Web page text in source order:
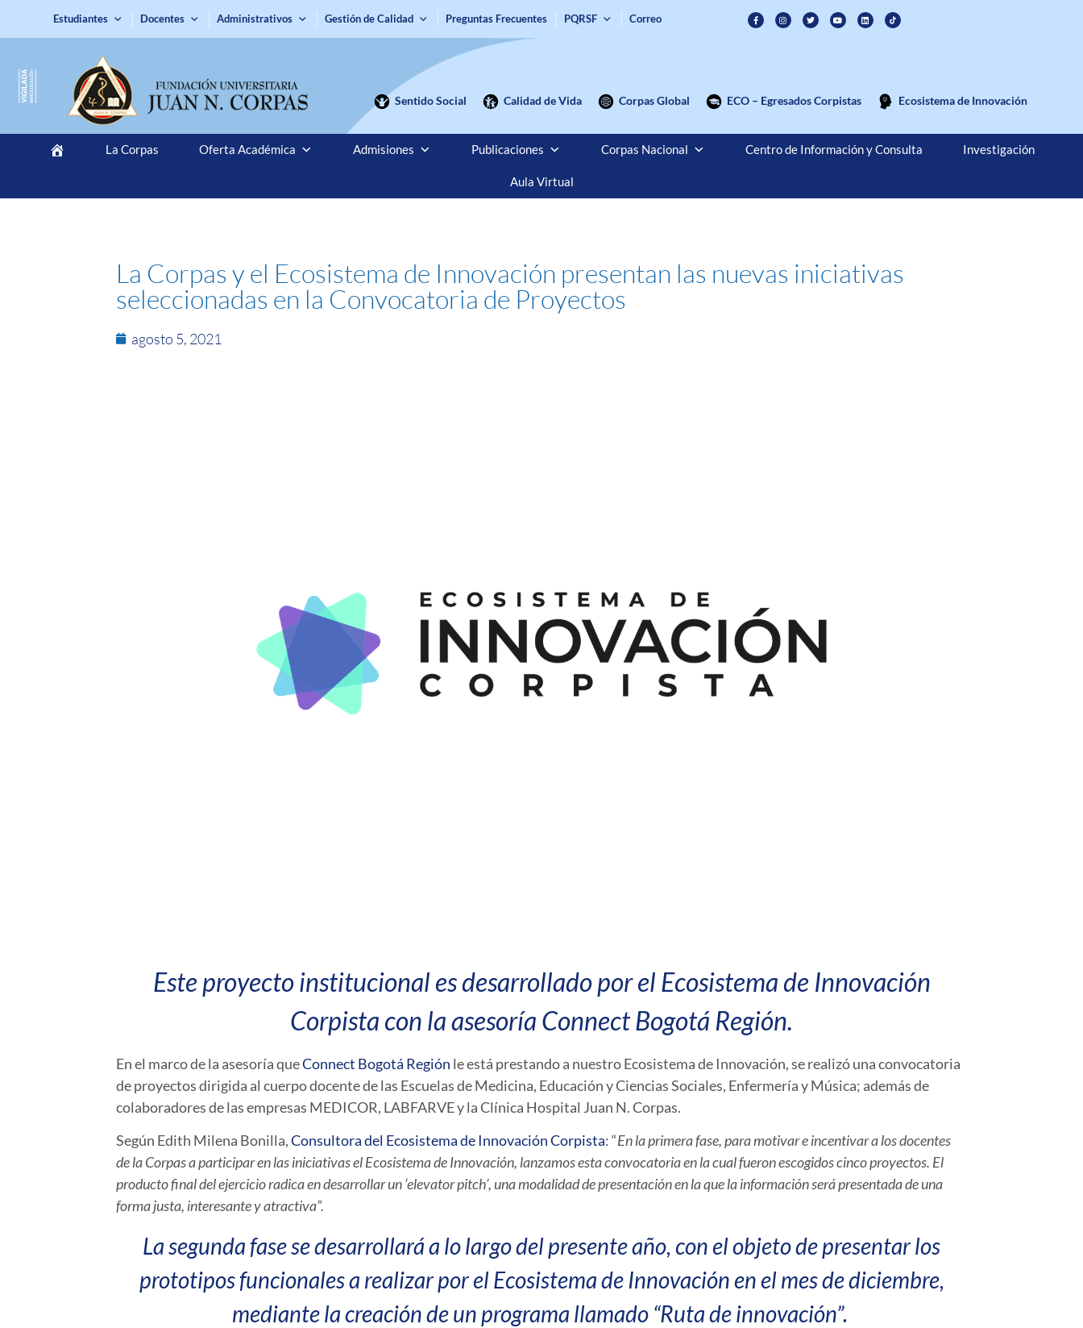
Estudiantes Docentes Administrativos Gestión de Calidad Preguntas Frecuentes PQRSF Correo
Sentido Social Calidad de Vida Corpas Global ECO – Egresados Corpistas Ecosistema de Innovación
La Corpas Oferta Académica Admisiones Publicaciones Corpas Nacional Centro de Información y Consulta Investigación
Aula Virtual
La Corpas y el Ecosistema de Innovación presentan las nuevas iniciativas
seleccionadas en la Convocatoria de Proyectos
agosto 5, 2021
Este proyecto institucional es desarrollado por el Ecosistema de Innovación
Corpista con la asesoría Connect Bogotá Región.
En el marco de la asesoría queConnect Bogotá Región le está prestando a nuestro Ecosistema de Innovación, se realizó una convocatoria
de proyectos dirigida al cuerpo docente de las Escuelas de Medicina, Educación y Ciencias Sociales, Enfermería y Música; además de
colaboradores de las empresas MEDICOR, LABFARVE y la Clínica Hospital Juan N. Corpas.
Según Edith Milena Bonilla,Consultora del Ecosistema de Innovación Corpista: “En la primera fase, para motivar e incentivar a los docentes
de la Corpas a participar en las iniciativas el Ecosistema de Innovación, lanzamos esta convocatoria en la cual fueron escogidos cinco proyectos. El
producto final del ejercicio radica en desarrollar un ‘elevator pitch’, una modalidad de presentación en la que la información será presentada de una
forma justa, interesante y atractiva”.
La segunda fase se desarrollará a lo largo del presente año, con el objeto de presentar los
prototipos funcionales a realizar por el Ecosistema de Innovación en el mes de diciembre,
mediante la creación de un programa llamado “Ruta de innovación”.